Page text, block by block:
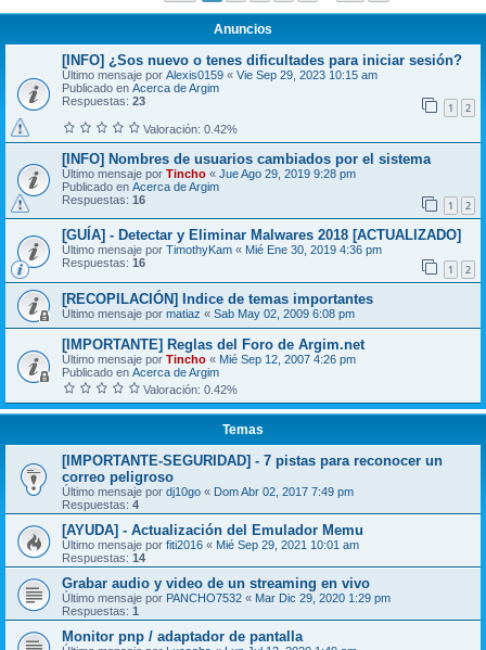
Anuncios
[INFO] ¿Sos nuevo o tenes dificultades para iniciar sesión?
Último mensaje por Alexis0159 « Vie Sep 29, 2023 10:15 am
Publicado en Acerca de Argim
Respuestas: 23 1 2
Valoración: 0.42%
[INFO] Nombres de usuarios cambiados por el sistema
Último mensaje por Tincho « Jue Ago 29, 2019 9:28 pm
Publicado en Acerca de Argim
Respuestas: 16 1 2
[GUÍA] - Detectar y Eliminar Malwares 2018 [ACTUALIZADO]
Último mensaje por TimothyKam « Mié Ene 30, 2019 4:36 pm
Respuestas: 16 1 2
[RECOPILACIÓN] Indice de temas importantes
Último mensaje por matiaz « Sab May 02, 2009 6:08 pm
[IMPORTANTE] Reglas del Foro de Argim.net
Último mensaje por Tincho « Mié Sep 12, 2007 4:26 pm
Publicado en Acerca de Argim
Valoración: 0.42%
Temas
[IMPORTANTE-SEGURIDAD] - 7 pistas para reconocer un
correo peligroso
Último mensaje por dj10go « Dom Abr 02, 2017 7:49 pm
Respuestas: 4
[AYUDA] - Actualización del Emulador Memu
Último mensaje por fiti2016 « Mié Sep 29, 2021 10:01 am
Respuestas: 14
Grabar audio y video de un streaming en vivo
Último mensaje por PANCHO7532 « Mar Dic 29, 2020 1:29 pm
Respuestas: 1
Monitor pnp / adaptador de pantalla